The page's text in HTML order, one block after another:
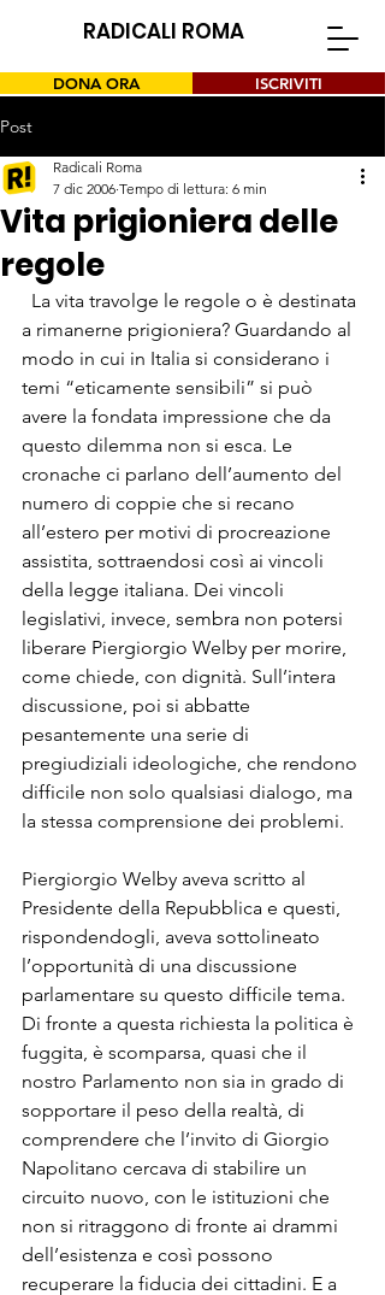
RADICALI ROMA
DONA ORA ISCRIVITI
Post
Vita prigioniera delle
regole
Radicali Roma
7 dic 2006 Tempo di lettura: 6 min
La vita travolge le regole o è destinata
a rimanerne prigioniera? Guardando al
modo in cui in Italia si considerano i
temi “eticamente sensibili” si può
avere la fondata impressione che da
questo dilemma non si esca. Le
cronache ci parlano dell’aumento del
numero di coppie che si recano
all’estero per motivi di procreazione
assistita, sottraendosi così ai vincoli
della legge italiana. Dei vincoli
legislativi, invece, sembra non potersi
liberare Piergiorgio Welby per morire,
come chiede, con dignità. Sull’intera
discussione, poi si abbatte
pesantemente una serie di
pregiudiziali ideologiche, che rendono
difficile non solo qualsiasi dialogo, ma
la stessa comprensione dei problemi.
Piergiorgio Welby aveva scritto al
Presidente della Repubblica e questi,
rispondendogli, aveva sottolineato
l’opportunità di una discussione
parlamentare su questo difficile tema.
Di fronte a questa richiesta la politica è
fuggita, è scomparsa, quasi che il
nostro Parlamento non sia in grado di
sopportare il peso della realtà, di
comprendere che l’invito di Giorgio
Napolitano cercava di stabilire un
circuito nuovo, con le istituzioni che
non si ritraggono di fronte ai drammi
dell’esistenza e così possono
recuperare la fiducia dei cittadini. E a